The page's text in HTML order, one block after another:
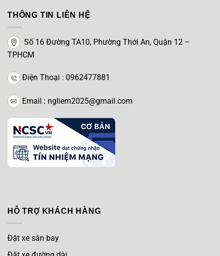
THÔNG TIN LIÊN HỆ
Số 16 Đường TA10, Phường Thới An, Quận 12 –
TPHCM
Điện Thoại : 0962477881
Email : ngliem2025@gmail.com
HỖ TRỢ KHÁCH HÀNG
Đặt xe sân bay